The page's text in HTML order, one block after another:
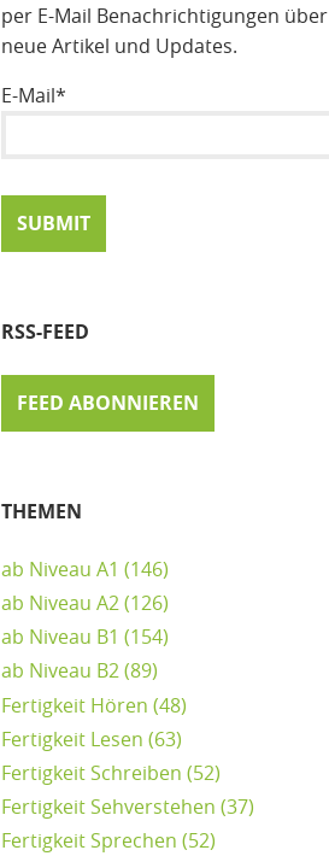
per E-Mail Benachrichtigungen über
neue Artikel und Updates.
E-Mail*
RSS-FEED
FEED ABONNIEREN
THEMEN
ab Niveau A1 (146)
ab Niveau A2(126)
ab Niveau B1 (154)
ab Niveau B2(89)
Fertigkeit Hören (48)
Fertigkeit Lesen (63)
Fertigkeit Schreiben (52)
Fertigkeit Sehverstehen (37)
Fertigkeit Sprechen (52)